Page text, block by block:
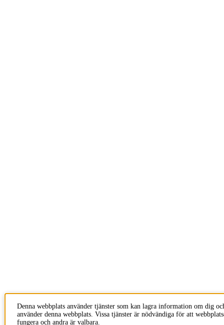
Denna webbplats använder tjänster som kan lagra information om dig
använder denna webbplats. Vissa tjänster är nödvändiga för att
fungera och andra är valbara.